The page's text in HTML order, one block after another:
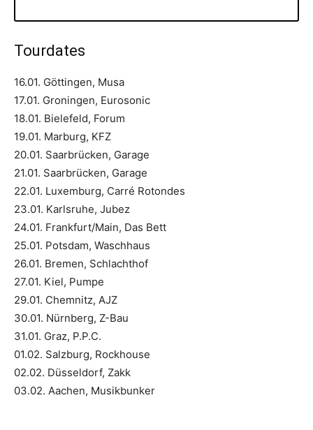
Tourdates
16.01. Göttingen, Musa
17.01. Groningen, Eurosonic
18.01. Bielefeld, Forum
19.01. Marburg, KFZ
20.01. Saarbrücken, Garage
21.01. Saarbrücken, Garage
22.01. Luxemburg, Carré Rotondes
23.01. Karlsruhe, Jubez
24.01. Frankfurt/Main, Das Bett
25.01. Potsdam, Waschhaus
26.01. Bremen, Schlachthof
27.01. Kiel, Pumpe
29.01. Chemnitz, AJZ
30.01. Nürnberg, Z-Bau
31.01. Graz, P.P.C.
01.02. Salzburg, Rockhouse
02.02. Düsseldorf, Zakk
03.02. Aachen, Musikbunker